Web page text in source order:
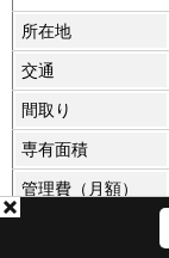
所在地
交通
間取り
専有面積
管理費（月額）